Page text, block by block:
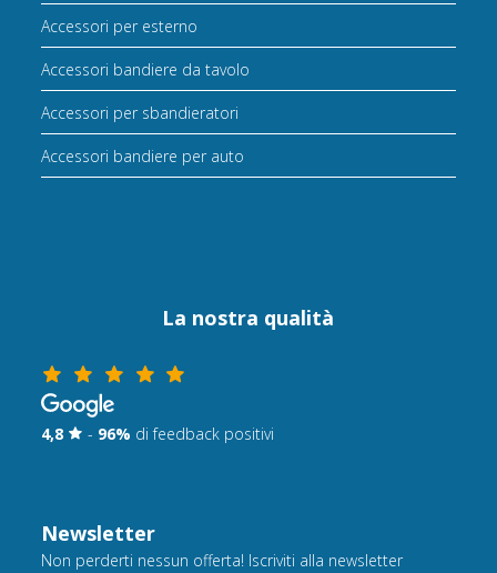
Accessori per esterno
Accessori bandiere da tavolo
Accessori per sbandieratori
Accessori bandiere per auto
La nostra qualità
4,8 - 96% di feedback positivi
Newsletter
Non perderti nessun offerta! Iscriviti alla newsletter